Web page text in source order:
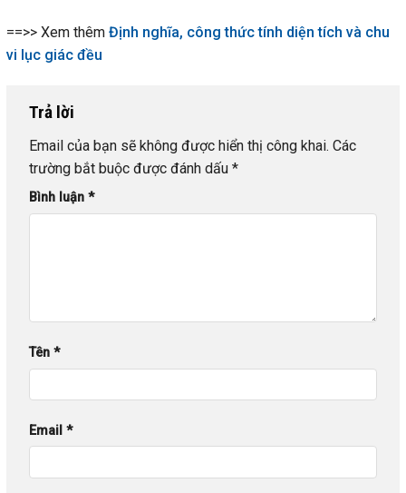
==>> Xem thêm Định nghĩa, công thức tính diện tích và chu
vi lục giác đều
Trả lời
Email của bạn sẽ không được hiển thị công khai. Các
trường bắt buộc được đánh dấu *
Bình luận *
Tên *
Email *